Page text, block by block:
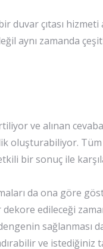
duvar çıtası hizmeti
aynı zamanda
ve alınan
oluşturabiliyor.
bir sonuç ile
da ona göre
edileceği
sağlanması
ve istediğiniz